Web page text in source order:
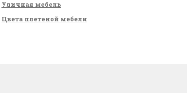
Уличная мебель
Цвета плетеной мебели